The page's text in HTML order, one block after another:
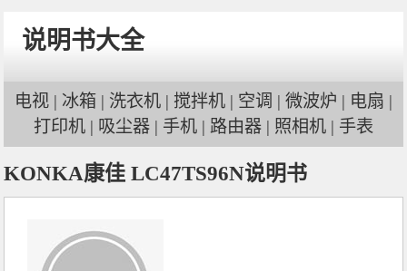
说明书大全
电视 | 冰箱 | 洗衣机 | 搅拌机 | 空调 | 微波炉 | 电扇 |
打印机 | 吸尘器 | 手机 | 路由器 | 照相机 | 手表
KONKA康佳 LC47TS96N说明书